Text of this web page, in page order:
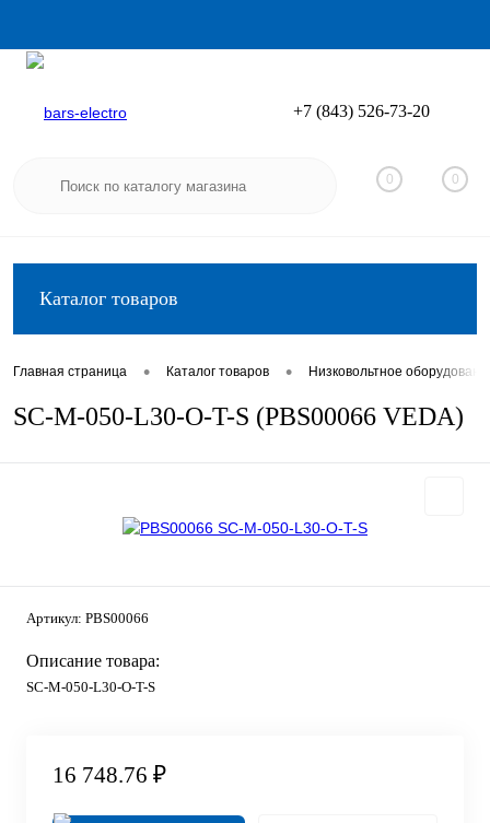
Вход
+7 (843) 526-73-20
0 0
Каталог товаров
Главная страница • Каталог товаров • Низковольтное
SC-M-050-L30-O-T-S (PBS00066 VEDA)
Артикул: PBS00066
Описание товара:
SC-M-050-L30-O-T-S
16 748.76 ₽